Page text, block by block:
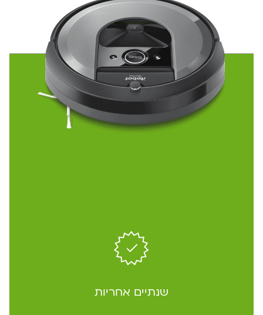
שנתיים אחריות